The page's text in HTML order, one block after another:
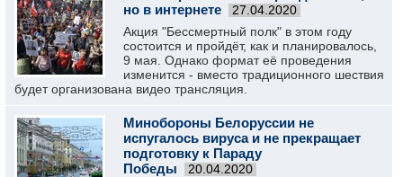
но в интернете
27.04.2020
Акция "Бессмертный полк" в этом году
состоится и пройдёт, как и планировалось,
9 мая. Однако формат её проведения
изменится - вместо традиционного шествия
будет организована видео трансляция.
Минобороны Белоруссии не
испугалось вируса и не прекращает
подготовку к Параду
Победы
20.04.2020